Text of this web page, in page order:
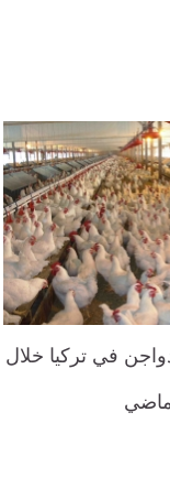
في تركيا خلال